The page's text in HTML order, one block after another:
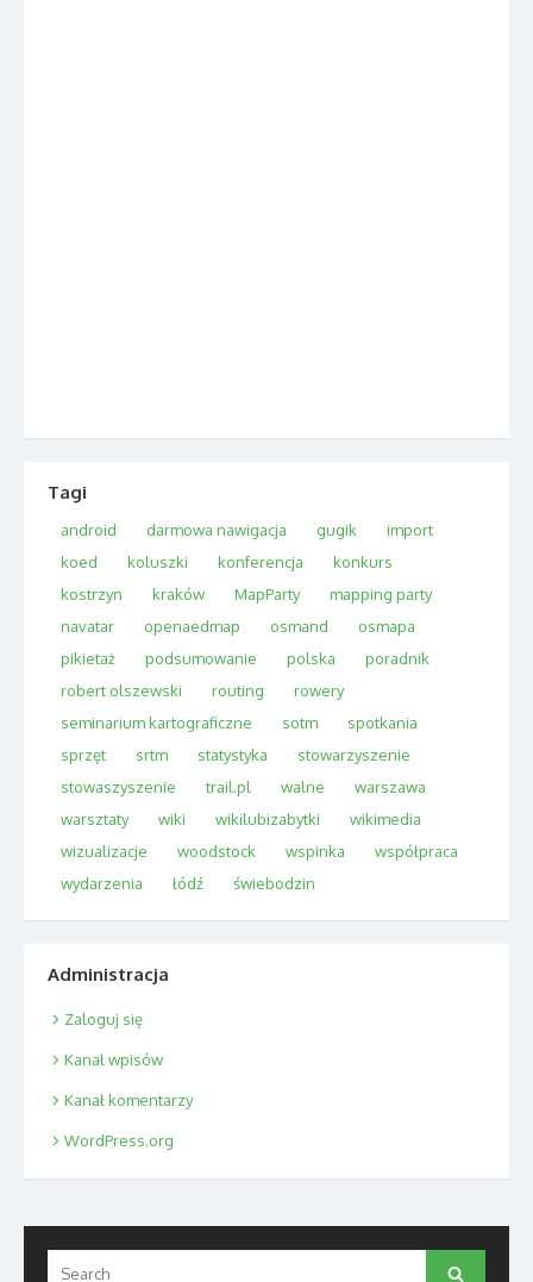
Tagi
android darmowa nawigacja gugik
import
koed
koluszki konferencja
konkurs
kostrzyn
kraków MapParty
mapping party
navatar
openaedmap osmand
osmapa
pikietaż
podsumowanie polska
poradnik
robert olszewski
routing
rowery
seminarium kartograficzne
sotm
spotkania
sprzęt
srtm statystyka
stowarzyszenie
stowaszyszenie
trail.pl walne
warszawa
warsztaty
wiki wikilubizabytki
wikimedia
wizualizacje
woodstock wspinka
współpraca
wydarzenia
łódź świebodzin
Administracja
Zaloguj się
Kanał wpisów
Kanał komentarzy
WordPress.org
Search